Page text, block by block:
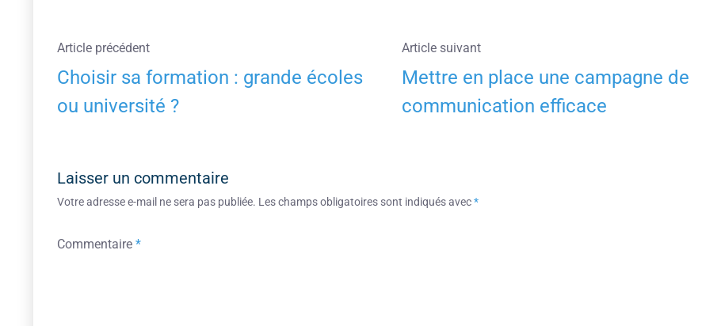
Article précédent
Choisir sa formation : grande écoles
ou université ?
Article suivant
Mettre en place une campagne de
communication efficace
Laisser un commentaire
Votre adresse e-mail ne sera pas publiée. Les champs obligatoires sont indiqués avec*
Commentaire *